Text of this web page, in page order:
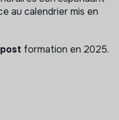
au calendrier mis en
formation en 2025.